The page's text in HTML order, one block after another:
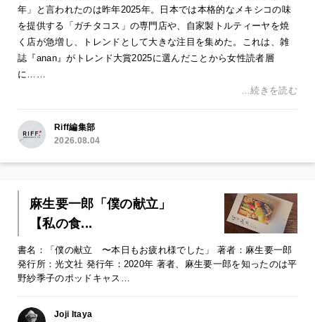
年」と言われたのは昨年2025年。日本では本格的なメキシコの味
を提供する「ガチタコス」の専門店や、自家製トルティーヤを焼
く店が急増し、トレンドとして大きな注目を集めた。これは、雑
誌『anan』がトレンド大賞2025に選んだことから女性読者層
に……
…続きを読む
Riff編集部
2026.08.04
麻生要一郎「僕の献立」
【私の食...
書名：「僕の献立 〜本日もお疲れ様でした」 著者：麻生要一郎
発行所：光文社 発行年：2020年 著者、麻生要一郎を知ったのは平
野紗季子のポッドキャス…
Joji Itaya